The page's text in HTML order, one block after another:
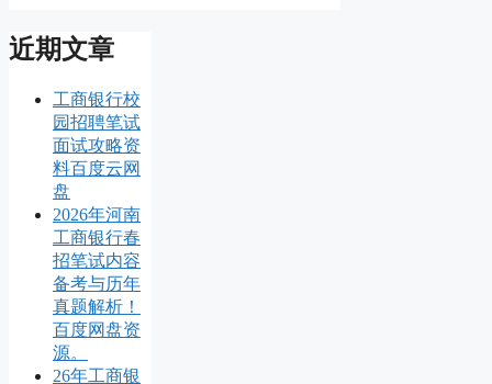
近期文章
工商银行校
园招聘笔试
面试攻略资
料百度云网
盘
2026年河南
工商银行春
招笔试内容
备考与历年
真题解析！
百度网盘资
源。
26年工商银